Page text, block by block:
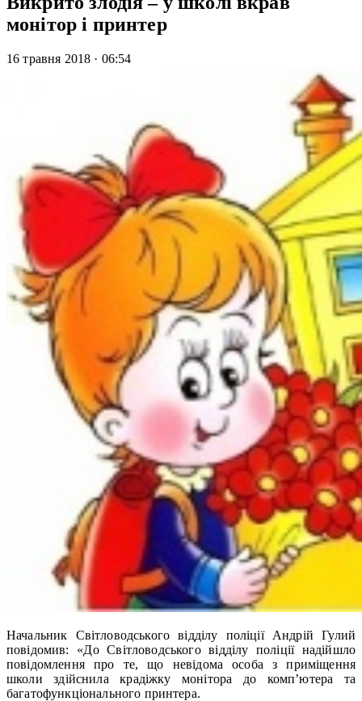
монітор і принтер
16 травня 2018 · 06:54
Начальник Світловодського відділу поліції Андрій Гулий
повідомив: «До Світловодського відділу поліції надійшло
повідомлення про те, що невідома особа з приміщення
школи здійснила крадіжку монітора до комп’ютера та
багатофункціонального принтера.